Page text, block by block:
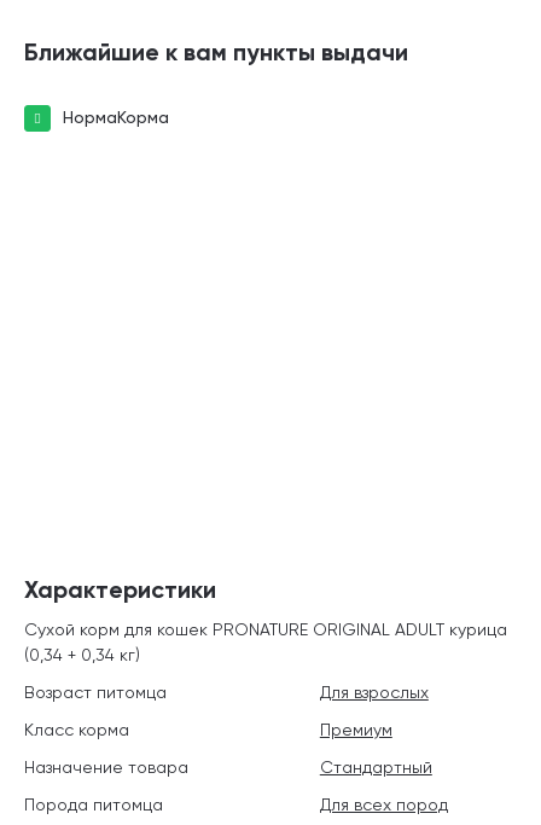
Ближайшие к вам пункты выдачи
НормаКорма
Характеристики
Сухой корм для кошек PRONATURE ORIGINAL ADULT курица
(0,34 + 0,34 кг)
Возраст питомца
Для взрослых
Класс корма
Премиум
Назначение товара
Стандартный
Порода питомца
Для всех пород